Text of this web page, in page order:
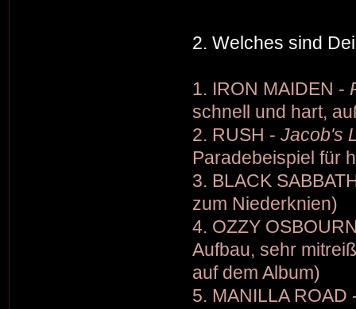
2. Welches sind
1. IRON MAIDEN -
schnell und hart,
2. RUSH -Jacob's
Paradebeispiel für
3. BLACK
zum Niederknien)
4. OZZY
Aufbau, sehr
auf dem Album)
5. MANILLA ROAD